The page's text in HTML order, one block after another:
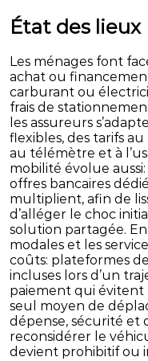
État des lieux
Les ménages font
achat ou
carburant ou
frais de
les assureurs
flexibles, des tarifs
au télémètre et à
mobilité évolue
offres bancaires
multiplient, afin de
d’alléger le choc
solution partagée.
modales et les
coûts: plateformes
incluses lors d’un
paiement qui évitent
seul moyen de
dépense, sécurité et
reconsidérer le
devient prohibitif ou